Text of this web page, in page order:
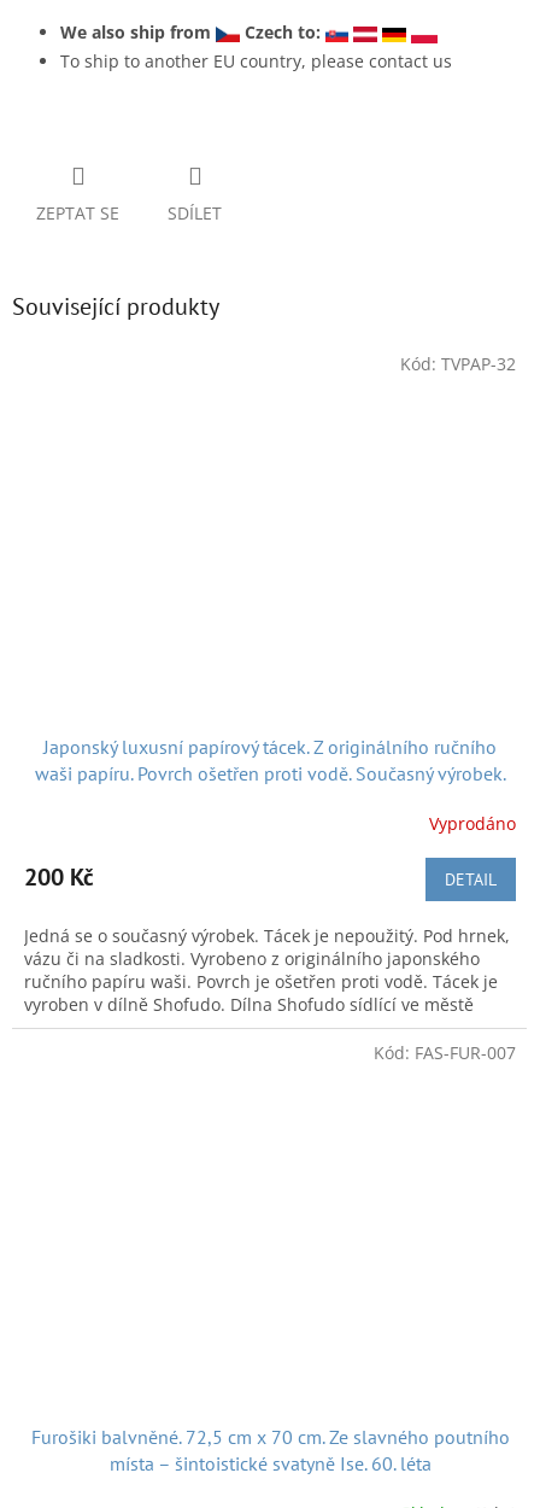
We also ship from
Czech to:
To ship to another EU country, please contact us
ZEPTAT SE SDÍLET
Související produkty
Japonský luxusní papírový tácek. Z originálního ručního
waši papíru. Povrch ošetřen proti vodě. Současný výrobek.
Vyprodáno
200 Kč DETAIL
Jedná se o současný výrobek. Tácek je nepoužitý. Pod hrnek,
vázu či na sladkosti. Vyrobeno z originálního japonského
ručního papíru waši. Povrch je ošetřen proti vodě. Tácek je
vyroben v dílně Shofudo. Dílna Shofudo sídlící ve městě
Kjóto je tradiční dílna věnující se papírovému zboží. Vyrábí
Kód: TVPAP-32
Furošiki balvněné. 72,5 cm x 70 cm. Ze slavného poutního
místa – šintoistické svatyně Ise. 60. léta
Kód: FAS-FUR-007